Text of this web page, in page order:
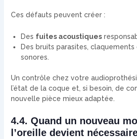
Ces défauts peuvent créer :
Des fuites acoustiques
Des bruits parasites,
sonores.
Un contrôle chez votre
l’état de la coque et, si besoin, de
nouvelle pièce mieux adaptée.
4.4. Quand un nouveau
l’oreille devient